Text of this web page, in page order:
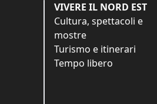
VIVERE IL NORD EST
Cultura, spettacoli e
mostre
Turismo e itinerari
Tempo libero